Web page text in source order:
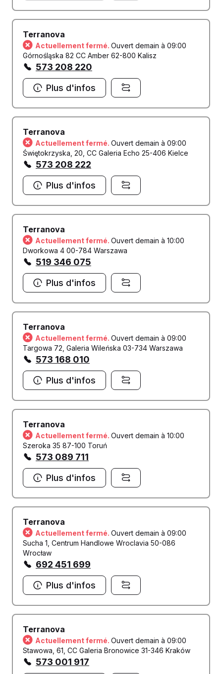
Terranova
Actuellement fermé. Ouvert demain à 09:00
Górnośląska 82 CC Amber 62-800 Kalisz
573 208 220
Plus d'infos
Terranova
Actuellement fermé. Ouvert demain à 09:00
Świętokrzyska, 20, CC Galeria Echo 25-406 Kielce
573 208 222
Plus d'infos
Terranova
Actuellement fermé. Ouvert demain à 10:00
Dworkowa 4 00-784 Warszawa
519 346 075
Plus d'infos
Terranova
Actuellement fermé. Ouvert demain à 09:00
Targowa 72, Galeria Wileńska 03-734 Warszawa
573 168 010
Plus d'infos
Terranova
Actuellement fermé. Ouvert demain à 10:00
Szeroka 35 87-100 Toruń
573 089 711
Plus d'infos
Terranova
Actuellement fermé. Ouvert demain à 09:00
Sucha 1, Centrum Handlowe Wroclavia 50-086
Wrocław
692 451 699
Plus d'infos
Terranova
Actuellement fermé. Ouvert demain à 09:00
Stawowa, 61, CC Galeria Bronowice 31-346 Kraków
573 001 917